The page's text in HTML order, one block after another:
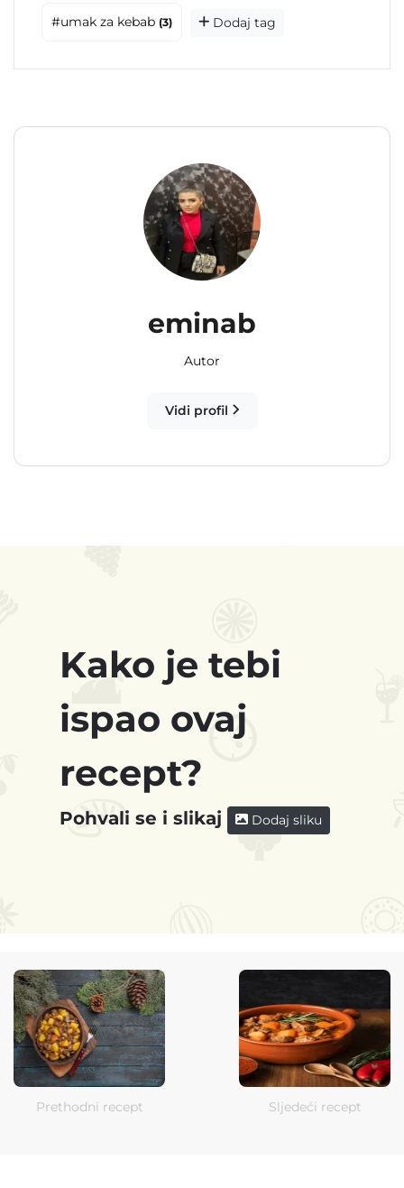
#umak za kebab (3) Dodaj tag
eminab
Autor
Vidi profil
Kako je tebi
ispao ovaj
recept?
Pohvali se i slikaj Dodaj sliku
Prethodni recept Sljedeći recept